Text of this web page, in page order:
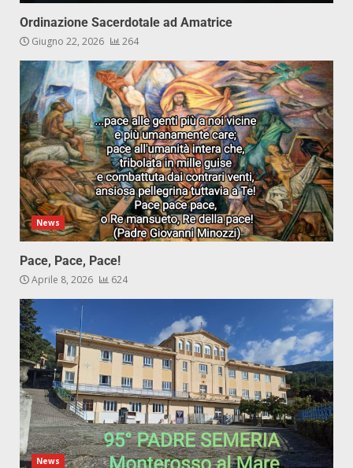
Ordinazione Sacerdotale ad Amatrice
Giugno 22, 2026 264
News
Pace, Pace, Pace!
Aprile 8, 2026 624
News